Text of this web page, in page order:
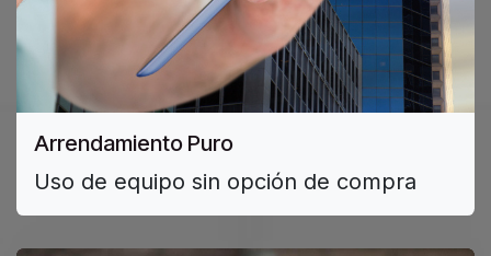
Arrendamiento Puro
Uso de equipo sin opción de compra